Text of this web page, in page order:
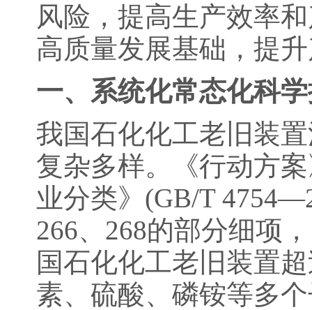
风险，提高生产效率
高质量发展基础，提
一、系统化常态化科
我国石化化工老旧装
复杂多样。《行动方
业分类》(GB/T
266、268的部分细项
国石化化工老旧装置
素、硫酸、磷铵等多